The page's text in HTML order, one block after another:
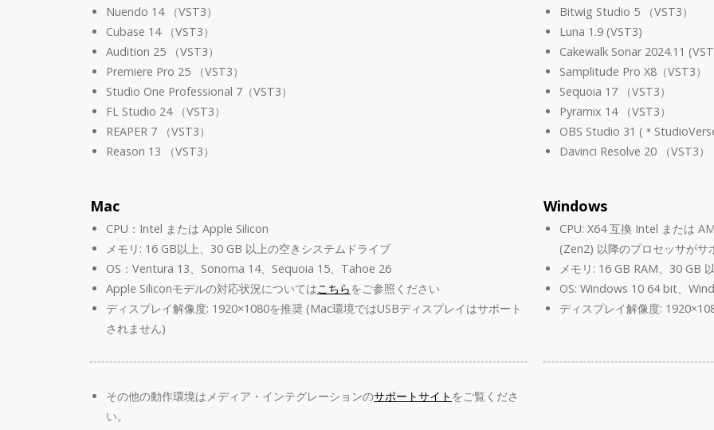
Nuendo 14 （VST3）
Cubase 14 （VST3）
Audition 25 （VST3）
Premiere Pro 25 （VST3）
Studio One Professional 7（VST3）
FL Studio 24 （VST3）
REAPER 7 （VST3）
Reason 13 （VST3）
Bitwig Studio 5 （VST3）
Luna 1.9 (VST3)
Cakewalk Sonar 2024.11
Samplitude Pro X8（VST3）
Sequoia 17 （VST3）
Pyramix 14 （VST3）
OBS Studio 31 (＊
Davinci Resolve 20 （VST3）
Mac
CPU：Intel または Apple Silicon
メモリ: 16 GB以上、30 GB 以上の空きシステムドライブ
OS：Ventura 13、Sonoma 14、Sequoia 15、Tahoe 26
Apple Siliconモデルの対応状況についてはこちらをご参照ください
ディスプレイ解像度: 1920×1080を推奨 (Mac環境ではUSBディスプレイはサポート
されません)
Windows
CPU: X64 互換 Intel または
(Zen2) 以降のプロセッサがサ
メモリ: 16 GB RAM、30 GB
OS: Windows 10 64 bit、
ディスプレイ解像度:
その他の動作環境はメディア・インテグレーションのサポートサイト をご覧くださ
い。